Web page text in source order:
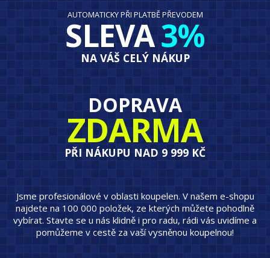
AUTOMATICKY PŘI PLATBĚ PŘEVODEM
SLEVA3%
NA VÁŠ CELÝ NÁKUP
DOPRAVA
ZDARMA
PŘI NÁKUPU NAD 9 999 KČ
Jsme profesionálové v oblasti koupelen. V našem e-shopu
najdete na 100 000 položek, ze kterých můžete pohodlně
vybírat. Stavte se u nás klidně i pro radu, rádi vás uvidíme a
pomůžeme v cestě za vaší vysněnou koupelnou!